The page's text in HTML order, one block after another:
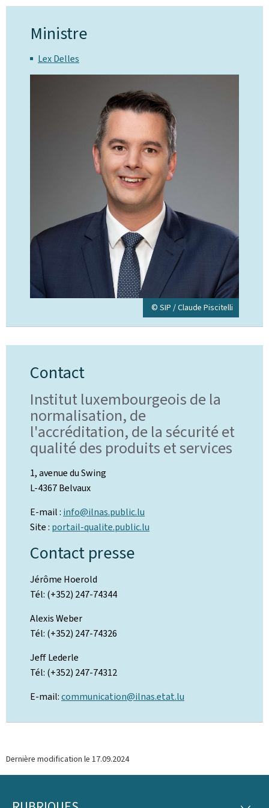
Ministre
Lex Delles
© SIP / Claude Piscitelli
Contact
Institut luxembourgeois de la
normalisation, de
l'accréditation, de la sécurité et
qualité des produits et services
1, avenue du Swing
L-4367 Belvaux
E-mail : info@ilnas.public.lu
Site : portail-qualite.public.lu
Contact presse
Jérôme Hoerold
Tél: (+352) 247-74344
Alexis Weber
Tél: (+352) 247-74326
Jeff Lederle
Tél: (+352) 247-74312
E-mail:communication@ilnas.etat.lu
Dernière modification le 17.09.2024